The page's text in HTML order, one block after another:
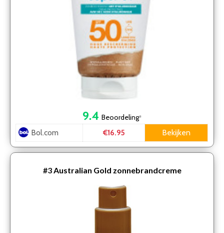
9.4 Beoordeling*
Bol.com €16.95 Bekijken
#3Australian Gold zonnebrandcreme